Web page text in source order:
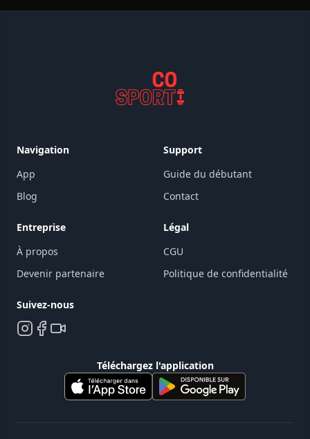
Navigation
App
Blog
Support
Guide du débutant
Contact
Entreprise
À propos
Devenir partenaire
Légal
CGU
Politique de confidentialité
Suivez-nous
Téléchargez l'application